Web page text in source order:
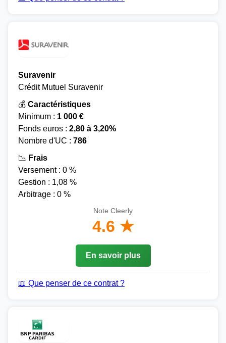
Suravenir
Crédit Mutuel Suravenir
💰 Caractéristiques
Minimum : 1 000 €
Fonds euros : 2,80 à 3,20%
Nombre d'UC : 786
📉 Frais
Versement : 0 %
Gestion : 1,08 %
Arbitrage : 0 %
Note Cleerly
4.6 ★
En savoir plus
📖 Que penser de ce contrat ?